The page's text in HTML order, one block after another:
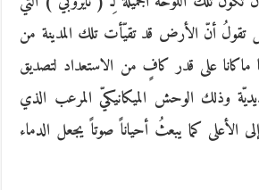
تقولُ أنّ الأرض قد تقيّأت تلك المدينة من
على قدر كافٍ من الاستعداد لتصديق
وذلك الوحش الميكانيكيّ المرعب الذي
الأعلى كما يبعثُ أحياناً صوتاً يجعل الدماء